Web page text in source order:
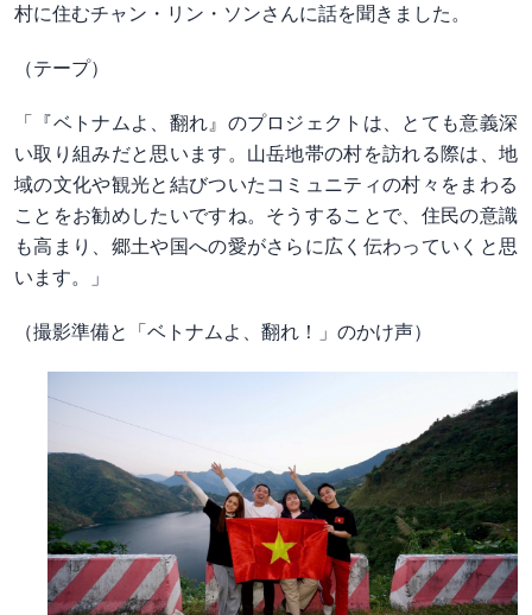
村に住むチャン・リン・ソンさんに話を聞きました。
（テープ）
「『ベトナムよ、翻れ』のプロジェクトは、とても意義深
い取り組みだと思います。山岳地帯の村を訪れる際は、地
域の文化や観光と結びついたコミュニティの村々をまわる
ことをお勧めしたいですね。そうすることで、住民の意識
も高まり、郷土や国への愛がさらに広く伝わっていくと思
います。」
（撮影準備と「ベトナムよ、翻れ！」のかけ声）